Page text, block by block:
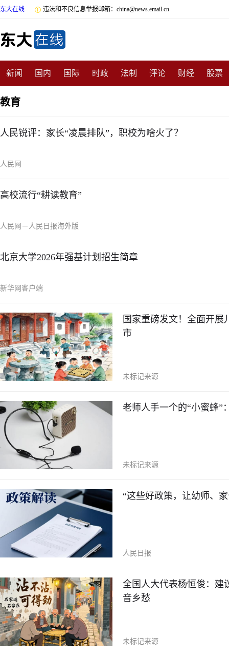
东大在线  违法和不良信息举报邮箱：china@news.email.cn
新闻 国内 国际 时政 法制 评论 财经 股票
数码
教育
人民锐评：家长“凌晨排队”，职校为啥火了？
人民网
高校流行“耕读教育”
人民网－人民日报海外版
北京大学2026年强基计划招生简章
新华网客户端
国家重磅发文！全面开展
市
未标记来源
老师人手一个的“小蜜蜂”
未标记来源
“这些好政策，让幼师、
人民日报
全国人大代表杨恒俊：建
音乡愁
未标记来源